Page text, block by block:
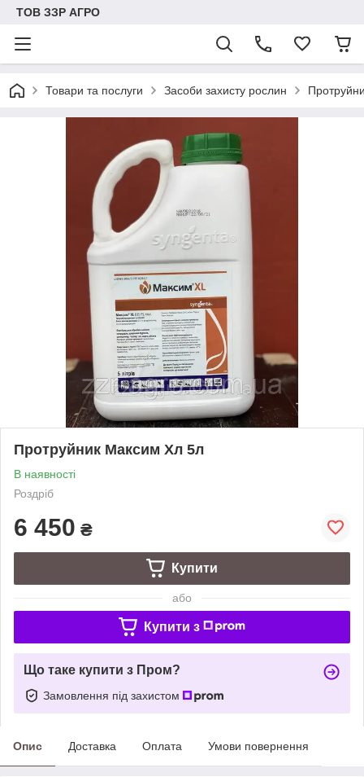
ТОВ ЗЗР АГРО
Товари та послуги Засоби захисту рослин
Протруйник Максим Хл 5л
В наявності
Роздріб
6 450 ₴
Купити
або
Купити з
Що таке купити з Пром?
Замовлення під захистом
Опис Доставка Оплата Умови повернення